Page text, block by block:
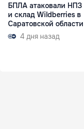
БПЛА атаковали НПЗ
и склад Wildberries в
Саратовской области
4 дня назад